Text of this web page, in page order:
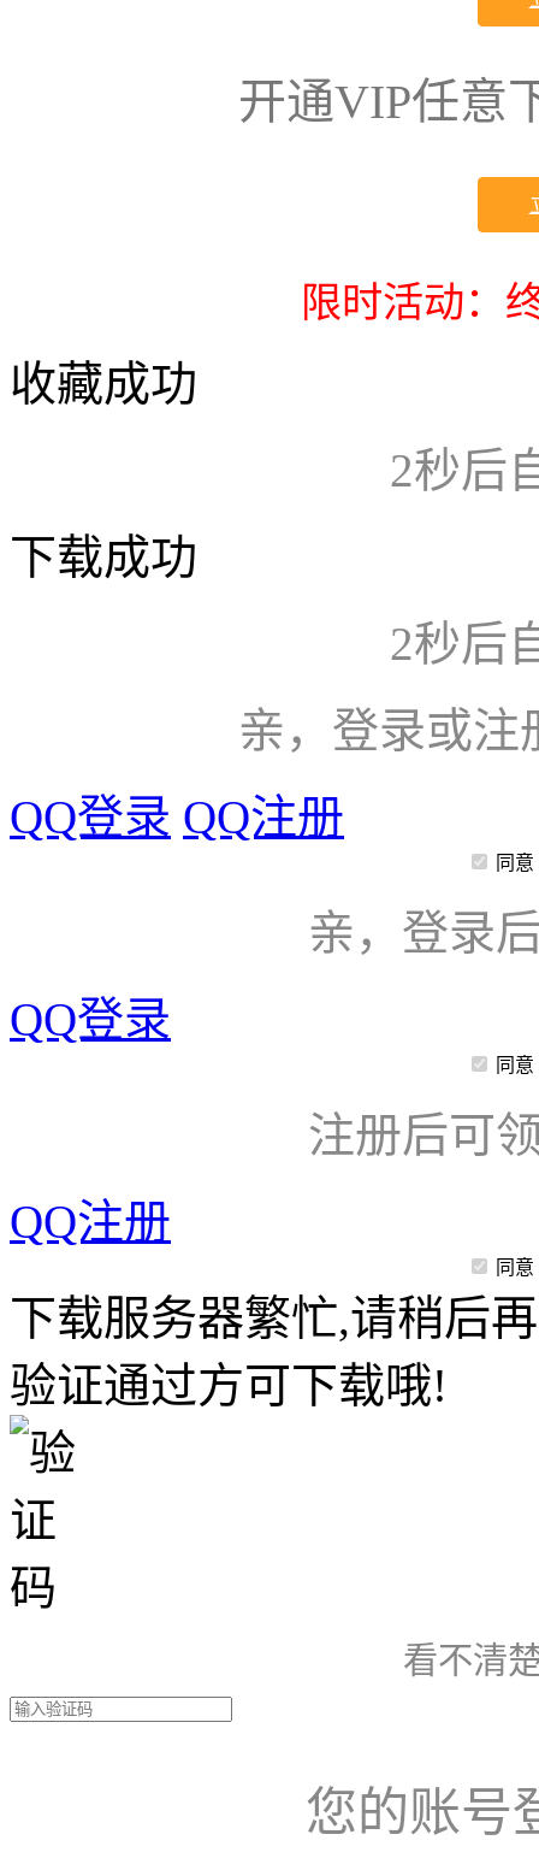
开通VIP任意
限时活动：
收藏成功
2秒后
下载成功
2秒后
亲，登录或注
QQ登录 QQ注册
同意
亲，登录
QQ登录
同意
注册后可
QQ注册
同意
下载服务器繁忙,请稍后
验证通过方可下载哦!
看不清
您的账号